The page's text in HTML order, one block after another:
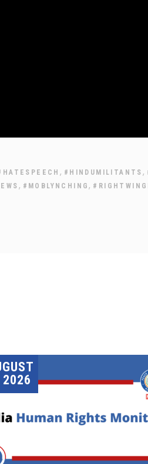
, #HINDUMILITANTS ,
, #MOBLYNCHING ,